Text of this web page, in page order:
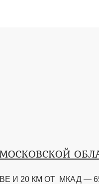
И 20 КМ ОТ МКАД —